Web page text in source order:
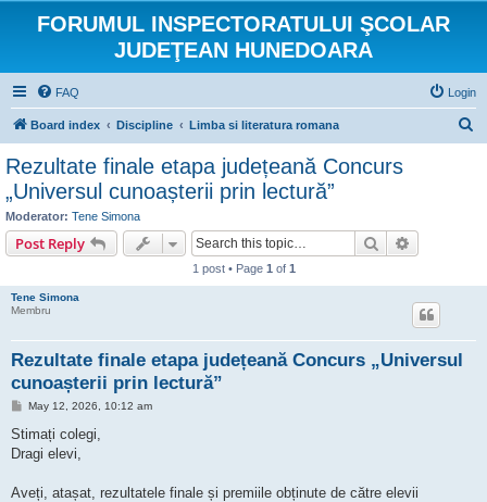
FORUMUL INSPECTORATULUI ŞCOLAR
JUDEŢEAN HUNEDOARA
FAQ Login
Board index Discipline Limba si literatura romana
Rezultate finale etapa județeană Concurs
„Universul cunoașterii prin lectură”
Moderator: Tene Simona
Post Reply Search
1 post • Page 1 of 1
Tene Simona
Membru
Rezultate finale etapa județeană Concurs „Universul
cunoașterii prin lectură”
P
s
May 12, 2026, 10:12 am
Stimați colegi,
Dragi elevi,
Aveți, atașat, rezultatele finale și premiile obținute de către elevii